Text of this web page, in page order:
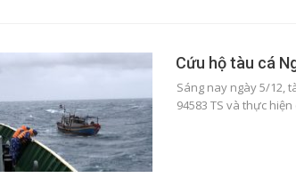
Cứu hộ tàu cá
Sáng nay ngày 5/12,
94583 TS và thực